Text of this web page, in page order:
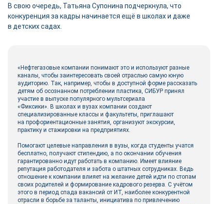
В свою очередь, Татьяна Супонина подчеркнула, что
конкуренция за кадры начинается ещё в школах и даже
в детских садах.
«Нефтегазовые компании понимают это и используют разные
каналы, чтобы заинтересовать своей отраслью самую юную
аудиторию. Так, например, чтобы в доступной форме рассказать
детям об осознанном потреблении пластика, СИБУР принял
участие в выпуске популярного мультсериала
«Фиксики». В школах и вузах компании создают
специализированные классы и факультеты, приглашают
на профориентационные занятия, организуют экскурсии,
практику и стажировки на предприятиях.
Помогают целевые направления в вузы, когда студенты учатся
бесплатно, получают стипендию, а по окончании обучения
гарантированно идут работать в компанию. Имеет влияние
репутация работодателя и забота о штатных сотрудниках. Ведь
отношение к компании влияет на желание детей идти по стопам
своих родителей и формирование кадрового резерва. С учётом
этого в период спада вакансий от ИТ, наиболее конкурентной
отрасли в борьбе за таланты, инициатива по привлечению